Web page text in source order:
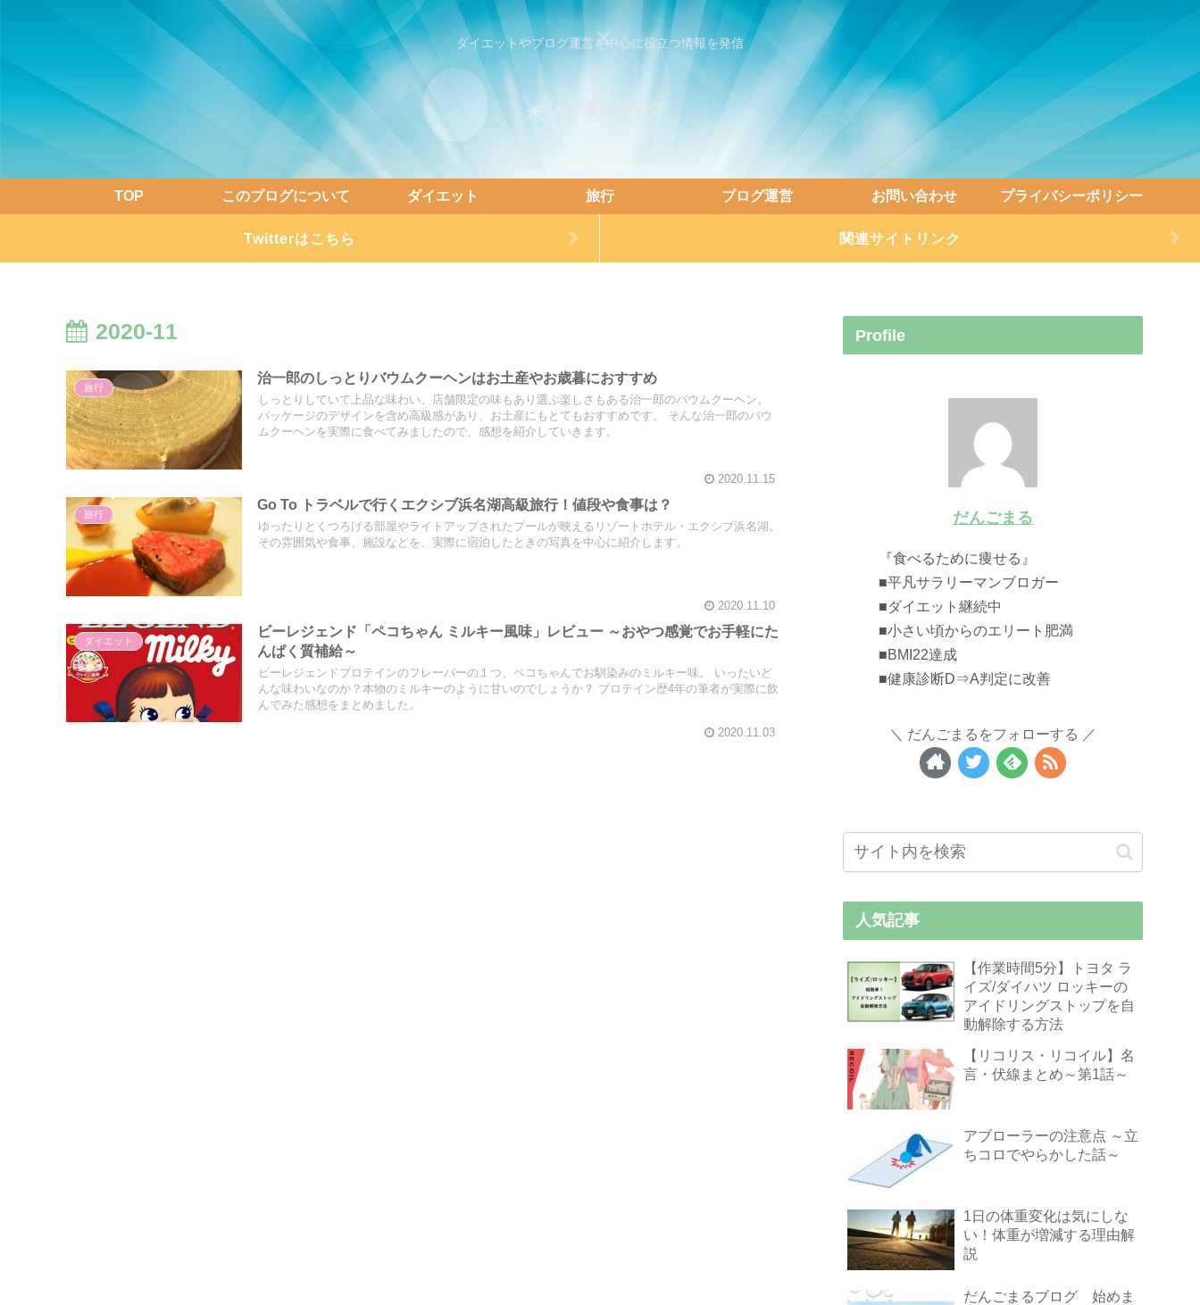
ダイエットやブログ運営を中心に役立つ情報を発信
だんごまるブログ
TOP このブログについて ダイエット 旅行 ブログ運営 お問い合わせ プライバシーポリシー
Twitterはこちら 関連サイトリンク
2020-11
旅行
治一郎のしっとりバウムクーヘンはお土産やお歳暮におすすめ
しっとりしていて上品な味わい、店舗限定の味もあり選ぶ楽しさもある治一郎のバウムクーヘン。
パッケージのデザインを含め高級感があり、お土産にもとてもおすすめです。 そんな治一郎のバウ
ムクーヘンを実際に食べてみましたので、感想を紹介していきます。
2020.11.15
旅行
Go To トラベルで行くエクシブ浜名湖高級旅行！値段や食事は？
ゆったりとくつろげる部屋やライトアップされたプールが映えるリゾートホテル・エクシブ浜名湖。
その雰囲気や食事、施設などを、実際に宿泊したときの写真を中心に紹介します。
2020.11.10
ダイエット
ビーレジェンド「ペコちゃん ミルキー風味」レビュー ～おやつ感覚でお手軽にた
んぱく質補給～
ビーレジェンドプロテインのフレーバーの１つ、ペコちゃんでお馴染みのミルキー味。 いったいど
んな味わいなのか？本物のミルキーのように甘いのでしょうか？ プロテイン歴4年の筆者が実際に飲
んでみた感想をまとめました。
2020.11.03
Profile
だんごまる
『食べるために痩せる』
■平凡サラリーマンブロガー
■ダイエット継続中
■小さい頃からのエリート肥満
■BMI22達成
■健康診断D⇒A判定に改善
だんごまるをフォローする
人気記事
【作業時間5分】トヨタ ラ
イズ/ダイハツ ロッキーの
アイドリングストップを自
動解除する方法
【リコリス・リコイル】名
言・伏線まとめ～第1話～
アブローラーの注意点 ～立
ちコロでやらかした話～
1日の体重変化は気にしな
い！体重が増減する理由解
説
だんごまるブログ 始めま